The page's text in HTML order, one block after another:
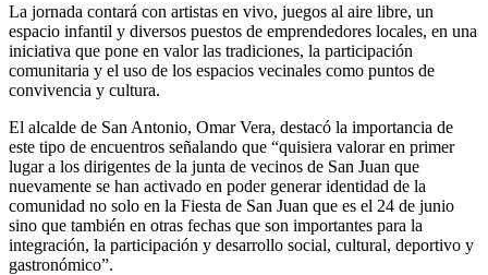
La jornada contará con artistas en vivo, juegos al aire libre, un
espacio infantil y diversos puestos de emprendedores locales, en una
iniciativa que pone en valor las tradiciones, la participación
comunitaria y el uso de los espacios vecinales como puntos de
convivencia y cultura.
El alcalde de San Antonio, Omar Vera, destacó la importancia de
este tipo de encuentros señalando que “quisiera valorar en primer
lugar a los dirigentes de la junta de vecinos de San Juan que
nuevamente se han activado en poder generar identidad de la
comunidad no solo en la Fiesta de San Juan que es el 24 de junio
sino que también en otras fechas que son importantes para la
integración, la participación y desarrollo social, cultural, deportivo y
gastronómico”.